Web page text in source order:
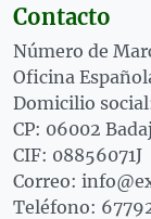
Contacto
Número de
Oficina
Domicilio
CP: 06002
CIF: 08856071J
Correo:
Teléfono: